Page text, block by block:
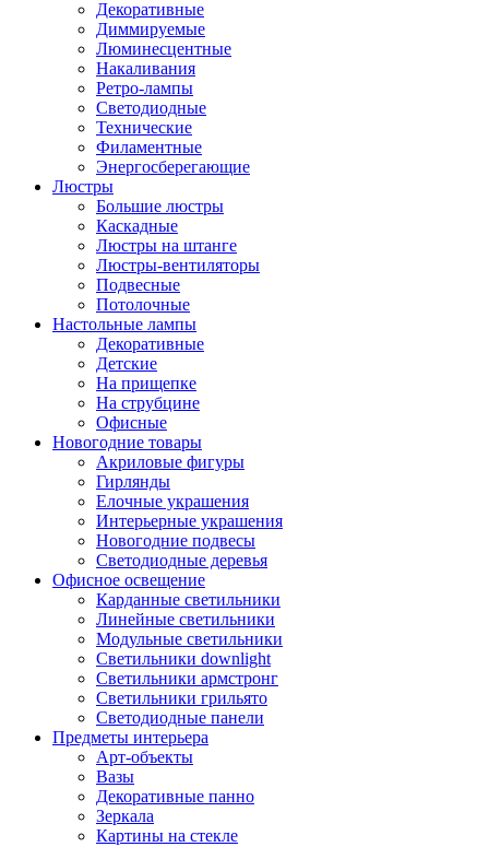
Декоративные
Диммируемые
Люминесцентные
Накаливания
Ретро-лампы
Светодиодные
Технические
Филаментные
Энергосберегающие
Люстры
Большие люстры
Каскадные
Люстры на штанге
Люстры-вентиляторы
Подвесные
Потолочные
Настольные лампы
Декоративные
Детские
На прищепке
На струбцине
Офисные
Новогодние товары
Акриловые фигуры
Гирлянды
Елочные украшения
Интерьерные украшения
Новогодние подвесы
Светодиодные деревья
Офисное освещение
Карданные светильники
Линейные светильники
Модульные светильники
Светильники downlight
Светильники армстронг
Светильники грильято
Светодиодные панели
Предметы интерьера
Арт-объекты
Вазы
Декоративные панно
Зеркала
Картины на стекле